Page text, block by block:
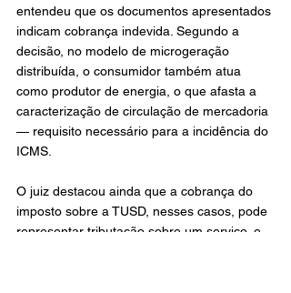
entendeu que os documentos apresentados
indicam cobrança indevida. Segundo a
decisão, no modelo de microgeração
distribuída, o consumidor também atua
como produtor de energia, o que afasta a
caracterização de circulação de mercadoria
— requisito necessário para a incidência do
ICMS.
O juiz destacou ainda que a cobrança do
imposto sobre a TUSD, nesses casos, pode
representar tributação sobre um serviço, e